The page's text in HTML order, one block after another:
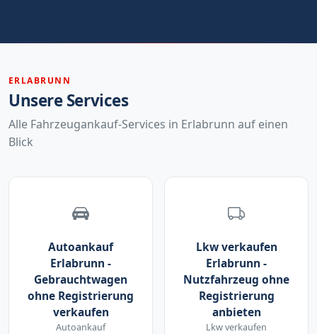
ERLABRUNN
Unsere Services
Alle Fahrzeugankauf-Services in Erlabrunn auf einen
Blick
Autoankauf
Erlabrunn -
Gebrauchtwagen
ohne Registrierung
verkaufen
Autoankauf
Lkw verkaufen
Erlabrunn -
Nutzfahrzeug ohne
Registrierung
anbieten
Lkw verkaufen